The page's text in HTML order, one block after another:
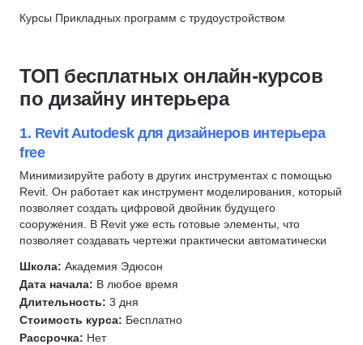
МТИ
Яндекс Практикум
Получи скидку 7%
Cinema 4D
ZBrush
Figma
Substance Painter
Business Studio
Rhinoceros
Ableton
Adobe Lightroom
Программа 1С
Fl studio
Clo 3D
1С:Бухгалтерия
1С:Предприятие
Курсы Прикладных программ с трудоустройством
ТОП бесплатных онлайн-курсов
по дизайну интерьера
1. Revit Autodesk для дизайнеров интерьера
free
Минимизируйте работу в других инструментах с помощью
Revit. Он работает как инструмент моделирования, который
позволяет создать цифровой двойник будущего
сооружения. В Revit уже есть готовые элементы, что
позволяет создавать чертежи практически автоматически
Школа: Академия Эдюсон
Дата начала: В любое время
Длительность: 3 дня
Стоимость курса: Бесплатно
Рассрочка: Нет